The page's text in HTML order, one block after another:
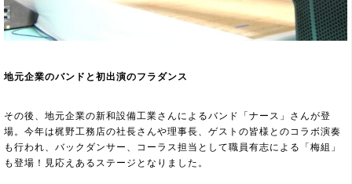
地元企業のバンドと初出演のフラダンス
その後、地元企業の新和設備工業さんによるバンド「ナース」さんが登
場。今年は梶野工務店の社長さんや理事長、ゲストの皆様とのコラボ演奏
も行われ、バックダンサー、コーラス担当として職員有志による「梅組」
も登場！見応えあるステージとなりました。